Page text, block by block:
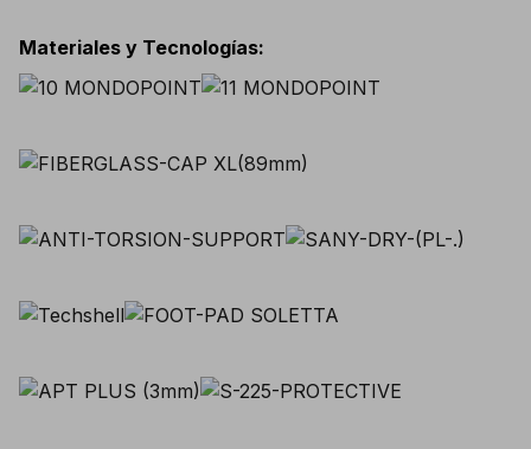
Materiales y Tecnologías: